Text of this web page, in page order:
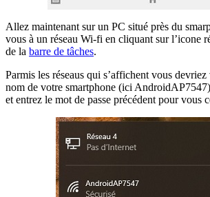
Allez maintenant sur un PC situé près du
vous à un réseau Wi-fi en cliquant sur l’icone
de la barre de tâches.
Parmis les réseaus qui s’affichent vous
nom de votre smartphone (ici
et entrez le mot de passe précédent pour vous